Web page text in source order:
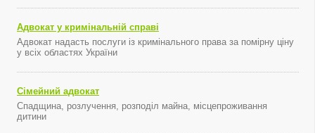
Адвокат у кримінальній справі
Адвокат надасть послуги із кримінального права за помірну ціну
у всіх областях України
Сімейний адвокат
Спадщина, розлучення, розподіл майна, місцепроживання
дитини